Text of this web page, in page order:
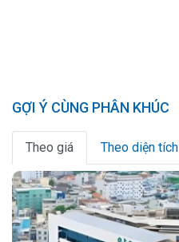
GỢI Ý CÙNG PHÂN KHÚC
Theo giá Theo diện tích